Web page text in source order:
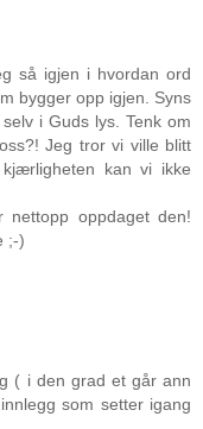
så igjen i hvordan ord
bygger opp igjen. Syns
i Guds lys. Tenk om
Jeg tror vi ville blitt
kan vi ikke
nettopp oppdaget den!
;-)
( i den grad et går ann
som setter igang